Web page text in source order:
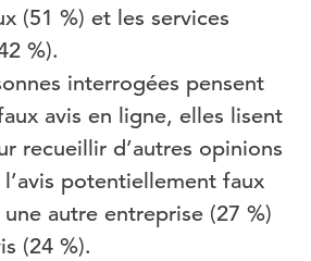
(51 %) et les services
%).
interrogées pensent
avis en ligne, elles lisent
recueillir d’autres opinions
potentiellement faux
autre entreprise (27 %)
(24 %).